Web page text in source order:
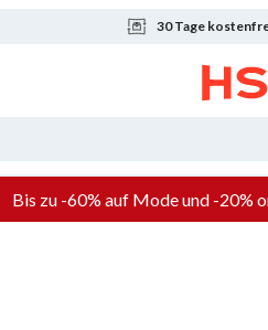
30 Tage
Bis zu -60% auf Mode und -20%